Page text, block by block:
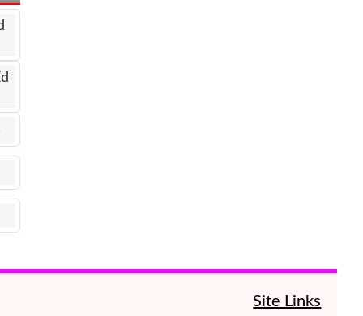
Site Links